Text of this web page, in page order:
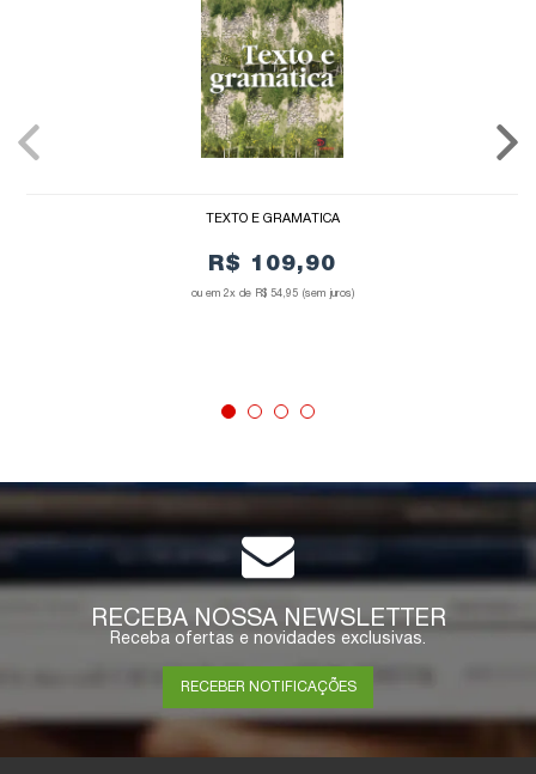
TEXTO E GRAMÁTICA
R$ 109,90
2x de R$ 54,95 (sem juros)
COMPRAR
RECEBA NOSSA NEWSLETTER
Receba ofertas e novidades exclusivas.
RECEBER NOTIFICAÇÕES